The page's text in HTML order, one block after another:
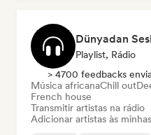
Dünyadan
Playlist, Rádio
> 4700 feedbacks
Música africanaChill out
French house
Transmitir artistas na rádio
Adicionar artistas às